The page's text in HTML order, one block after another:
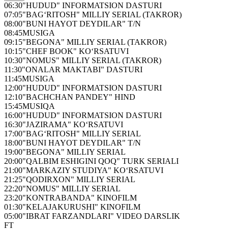
06:30"HUDUD" INFORMATSION DASTURI
07:05"BAG‘RITOSH" MILLIY SERIAL (TAKROR)
08:00"BUNI HAYOT DEYDILAR" T/N
08:45MUSIGA
09:15"BEGONA" MILLIY SERIAL (TAKROR)
10:15"CHEF BOOK" KO‘RSATUVI
10:30"NOMUS" MILLIY SERIAL (TAKROR)
11:30"ONALAR MAKTABI" DASTURI
11:45MUSIGA
12:00"HUDUD" INFORMATSION DASTURI
12:10"BACHCHAN PANDEY" HIND
15:45MUSIQA
16:00"HUDUD" INFORMATSION DASTURI
16:30"JAZIRAMA" KO‘RSATUVI
17:00"BAG‘RITOSH" MILLIY SERIAL
18:00"BUNI HAYOT DEYDILAR" T/N
19:00"BEGONA" MILLIY SERIAL
20:00"QALBIM ESHIGINI QOQ" TURK SERIALI
21:00"MARKAZIY STUDIYA" KO‘RSATUVI
21:25"QODIRXON" MILLIY SERIAL
22:20"NOMUS" MILLIY SERIAL
23:20"KONTRABANDA" KINOFILM
01:30"KELAJAKURUSHI" KINOFILM
05:00"IBRAT FARZANDLARI" VIDEO DARSLIK
FT